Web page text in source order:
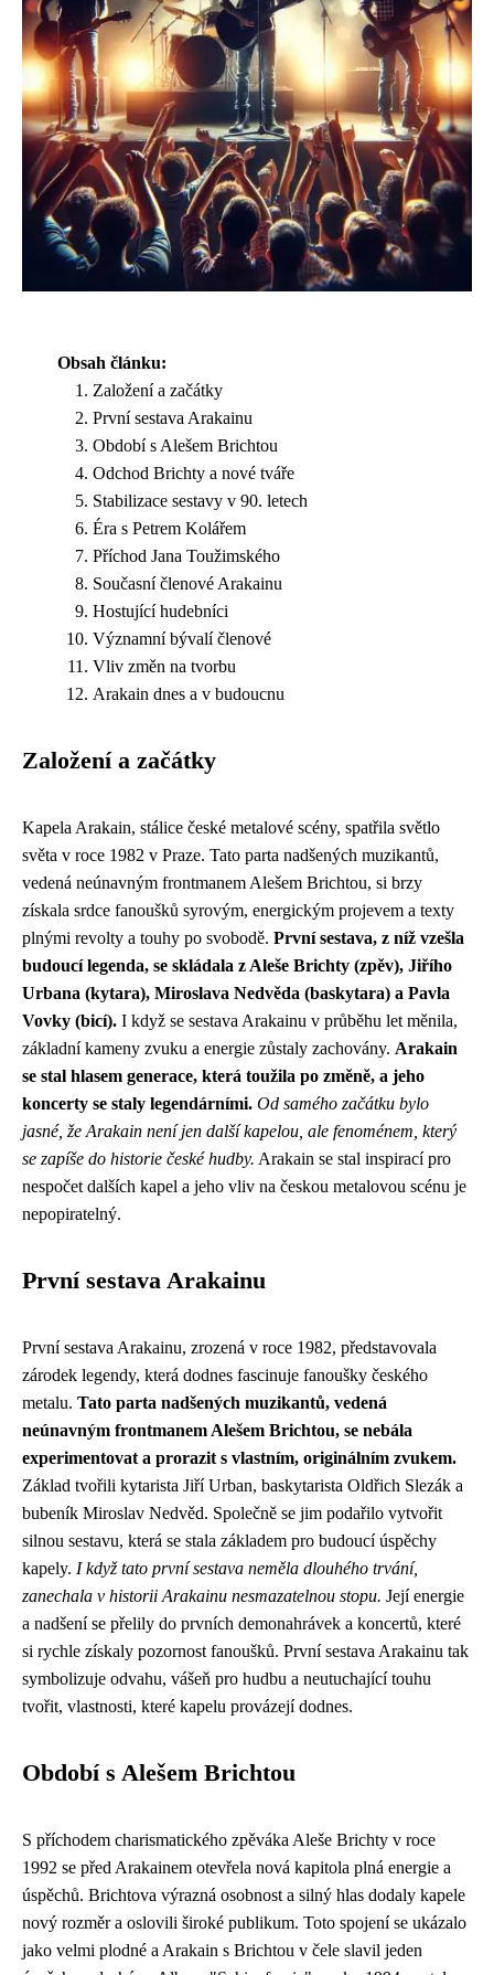
Obsah článku:
Založení a začátky
První sestava Arakainu
Období s Alešem Brichtou
Odchod Brichty a nové tváře
Stabilizace sestavy v 90. letech
Éra s Petrem Kolářem
Příchod Jana Toužimského
Současní členové Arakainu
Hostující hudebníci
Významní bývalí členové
Vliv změn na tvorbu
Arakain dnes a v budoucnu
Založení a začátky
Kapela Arakain, stálice české metalové scény, spatřila světlo
světa v roce 1982 v Praze. Tato parta nadšených muzikantů,
vedená neúnavným frontmanem Alešem Brichtou, si brzy
získala srdce fanoušků syrovým, energickým projevem a texty
plnými revolty a touhy po svobodě. První sestava, z níž vzešla
budoucí legenda, se skládala z Aleše Brichty (zpěv), Jiřího
Urbana (kytara), Miroslava Nedvěda (baskytara) a Pavla
Vovky (bicí). I když se sestava Arakainu v průběhu let měnila,
základní kameny zvuku a energie zůstaly zachovány. Arakain
se stal hlasem generace, která toužila po změně, a jeho
koncerty se staly legendárními. Od samého začátku bylo
jasné, že Arakain není jen další kapelou, ale fenoménem, který
se zapíše do historie české hudby. Arakain se stal inspirací pro
nespočet dalších kapel a jeho vliv na českou metalovou scénu je
nepopiratelný.
První sestava Arakainu
První sestava Arakainu, zrozená v roce 1982, představovala
zárodek legendy, která dodnes fascinuje fanoušky českého
metalu. Tato parta nadšených muzikantů, vedená
neúnavným frontmanem Alešem Brichtou, se nebála
experimentovat a prorazit s vlastním, originálním zvukem.
Základ tvořili kytarista Jiří Urban, baskytarista Oldřich Slezák a
bubeník Miroslav Nedvěd. Společně se jim podařilo vytvořit
silnou sestavu, která se stala základem pro budoucí úspěchy
kapely. I když tato první sestava neměla dlouhého trvání,
zanechala v historii Arakainu nesmazatelnou stopu. Její energie
a nadšení se přelily do prvních demonahrávek a koncertů, které
si rychle získaly pozornost fanoušků. První sestava Arakainu tak
symbolizuje odvahu, vášeň pro hudbu a neutuchající touhu
tvořit, vlastnosti, které kapelu provázejí dodnes.
Období s Alešem Brichtou
S příchodem charismatického zpěváka Aleše Brichty v roce
1992 se před Arakainem otevřela nová kapitola plná energie a
úspěchů. Brichtova výrazná osobnost a silný hlas dodaly kapele
nový rozměr a oslovili široké publikum. Toto spojení se ukázalo
jako velmi plodné a Arakain s Brichtou v čele slavil jeden